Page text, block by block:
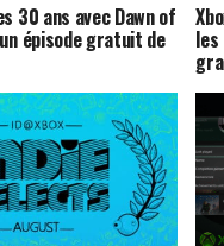
30 ans avec Dawn of
épisode gratuit de les